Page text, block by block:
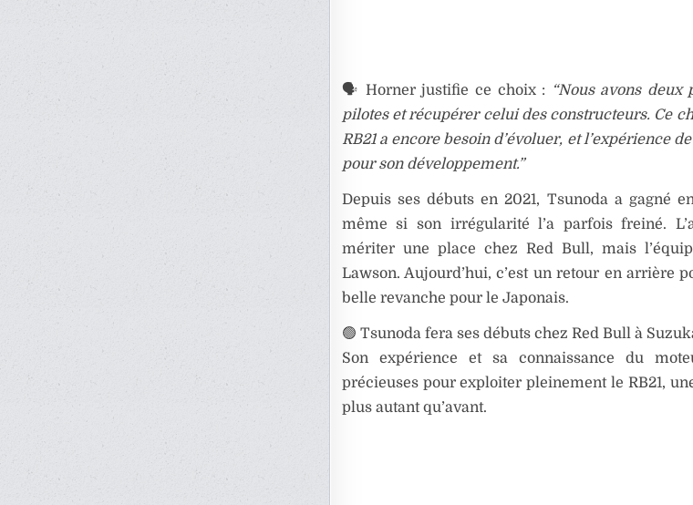
🗣️ Horner justifie ce choix :
“Nous avons
pilotes et récupérer celui des constructeurs. Ce
RB21 a encore besoin d’évoluer, et l’expérience
pour son développement.”
Depuis ses débuts en 2021, Tsunoda a gagné
même si son irrégularité l’a parfois freiné.
mériter une place chez Red Bull, mais
Lawson. Aujourd’hui, c’est un retour en arrière
belle revanche pour le Japonais.
🟢 Tsunoda fera ses débuts chez Red Bull à
Son expérience et sa connaissance du
précieuses pour exploiter pleinement le RB21,
plus autant qu’avant.